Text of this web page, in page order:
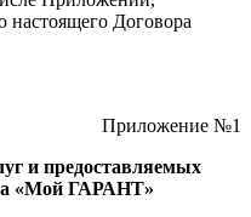
настоящего Договора
Приложение №1
и предоставляемых
«Мой ГАРАНТ»